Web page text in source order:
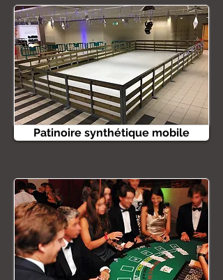
Patinoire synthétique mobile